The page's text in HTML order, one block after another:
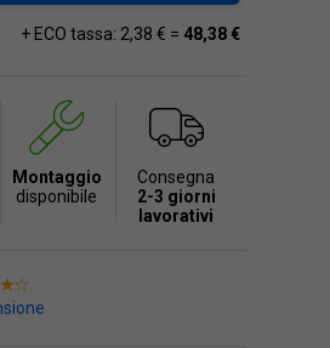
+ ECO tassa: 2,38 € = 48,38 €
Montaggio
disponibile
Consegna
2-3 giorni
lavorativi